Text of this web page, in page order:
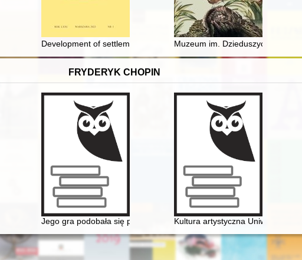
w służbie współczesności
zur Grenzdtadt des Herzogtums Oppeln = Bela - Biała : od kasztelanii
Development of settlement in the Kalisz region in the eleventh and
Muzeum im. Dzieduszyckich a
FRYDERYK CHOPIN
Chopina" - połączenie środków tradycyjnych i nowoczesnych jako
Jego gra podobała się przede wszystkim damom... Chopin i kobiety
Kultura artystyczna Uniwersytetu